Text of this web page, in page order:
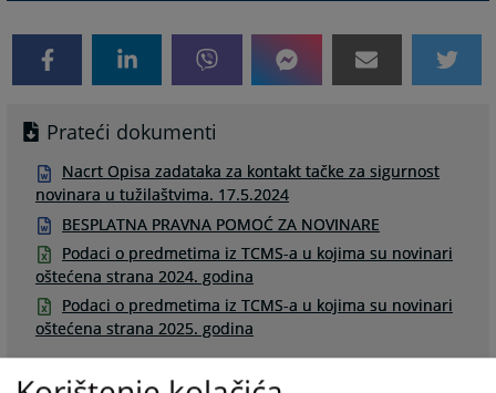
Prateći dokumenti
Nacrt Opisa zadataka za kontakt tačke za sigurnost
novinara u tužilaštvima. 17.5.2024
BESPLATNA PRAVNA POMOĆ ZA NOVINARE
Podaci o predmetima iz TCMS-a u kojima su novinari
oštećena strana 2024. godina
Podaci o predmetima iz TCMS-a u kojima su novinari
oštećena strana 2025. godina